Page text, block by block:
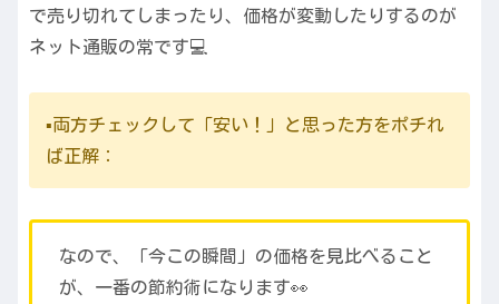
で売り切れてしまったり、価格が変動したりするのが
ネット通販の常です💻
▪️両方チェックして「安い！」と思った方をポチれ
ば正解：
なので、「今この瞬間」の価格を見比べること
が、一番の節約術になります👀